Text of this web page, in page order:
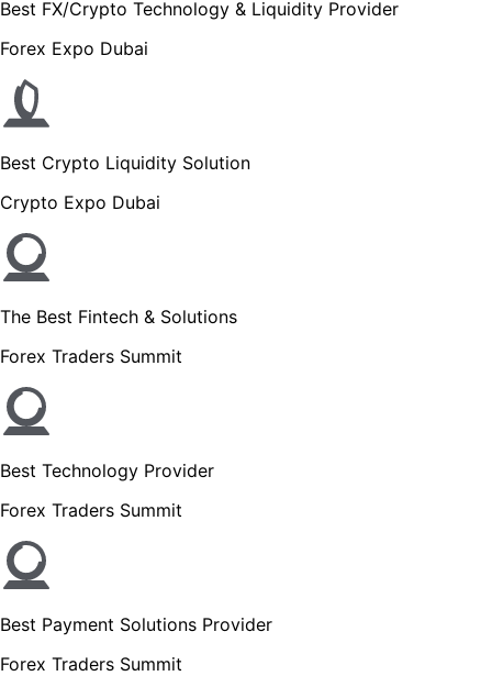
Best FX/Crypto Technology & Liquidity Provider
Forex Expo Dubai
Best Crypto Liquidity Solution
Crypto Expo Dubai
The Best Fintech & Solutions
Forex Traders Summit
Best Technology Provider
Forex Traders Summit
Best Payment Solutions Provider
Forex Traders Summit